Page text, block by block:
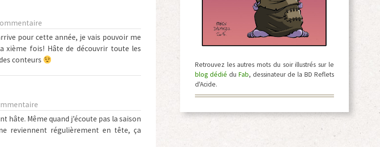
pour cette année, je vais pouvoir me
xième fois! Hâte de découvrir toute les
conteurs
hâte. Même quand j’écoute pas la saison
reviennent régulièrement en tête, ça
Retrouvez les autres mots du soir illustrés sur le
blog dédié du Fab, dessinateur de la BD Reflets
d'Acide.